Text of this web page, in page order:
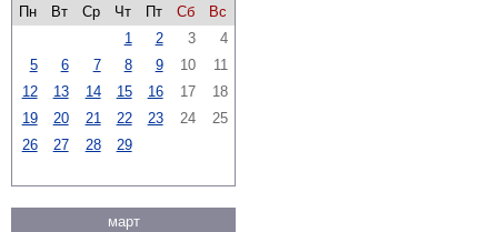
Пн
Вт Ср Чт Пт Сб
Вс
1
2 3
4
5
6 7 8 9 10
11
12
13 14 15 16 17
18
19
20 21 22 23 24
25
26
27 28 29
март